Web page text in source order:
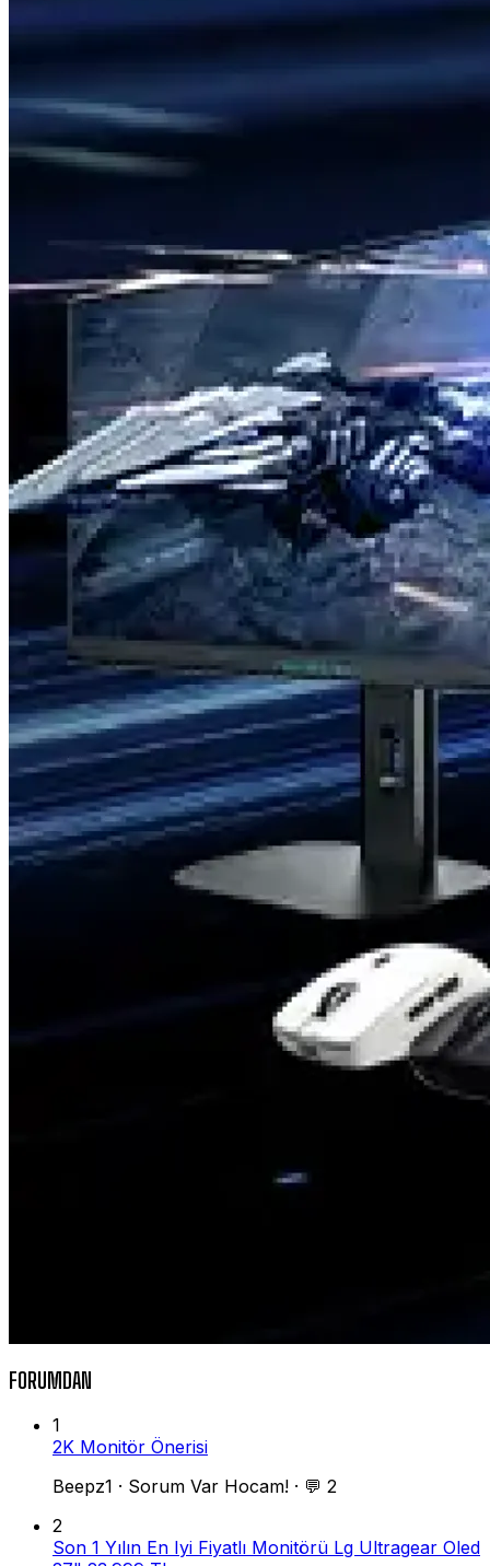
FORUMDAN
1
2K Monitör Önerisi
Beepz1 · Sorum Var Hocam! · 💬 2
2
Son 1 Yılın En Iyi Fiyatlı Monitörü Lg Ultragear Oled